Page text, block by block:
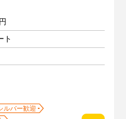
ト
ルバー歓迎